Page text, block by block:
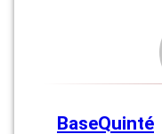
BaseQuinté